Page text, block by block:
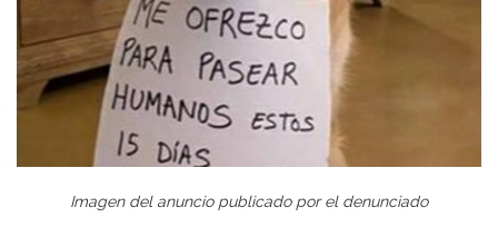
Imagen del anuncio publicado por el denunciado